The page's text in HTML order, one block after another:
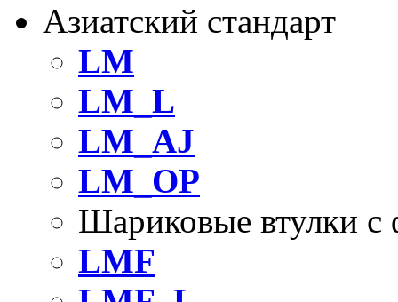
Азиатский стандарт
LM
LM_L
LM_AJ
LM_OP
Шариковые втулки с
LMF